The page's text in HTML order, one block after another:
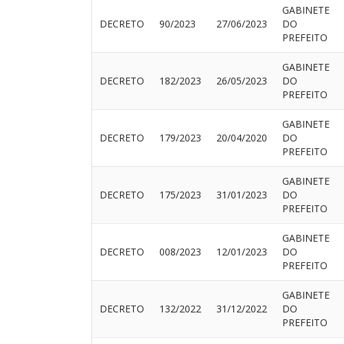
DECRETO 90/2023 27/06/2023
GABINETE
DO
PREFEITO
DECRETO 182/2023 26/05/2023
GABINETE
DO
PREFEITO
DECRETO 179/2023 20/04/2020
GABINETE
DO
PREFEITO
DECRETO 175/2023 31/01/2023
GABINETE
DO
PREFEITO
DECRETO 008/2023 12/01/2023
GABINETE
DO
PREFEITO
DECRETO 132/2022 31/12/2022
GABINETE
DO
PREFEITO